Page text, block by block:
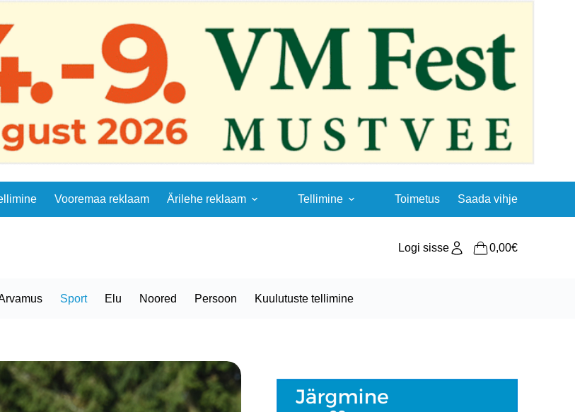
Vooremaa reklaam Ärilehe reklaam Tellimine Toimetus Saada vihje
Logi sisse
Shopping
0,00€
Sport Elu Noored Persoon Kuulutuste tellimine